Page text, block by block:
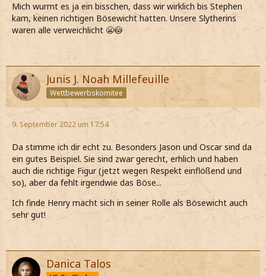
Mich wurmt es ja ein bisschen, dass wir wirklich bis Stephen
kam, keinen richtigen Bösewicht hatten. Unsere Slytherins
waren alle verweichlicht 😬😳
Junis J. Noah Millefeuille
Wettbewerbskomitee
9. September 2022 um 17:54
Da stimme ich dir echt zu. Besonders Jason und Oscar sind da
ein gutes Beispiel. Sie sind zwar gerecht, erhlich und haben
auch die richtige Figur (jetzt wegen Respekt einflößend und
so), aber da fehlt irgendwie das Böse...
Ich finde Henry macht sich in seiner Rolle als Bösewicht auch
sehr gut!
Danica Talos